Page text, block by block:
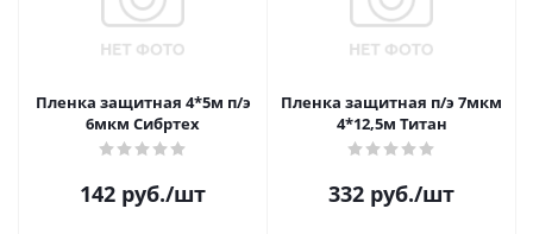
Пленка защитная 4*5м п/э
6мкм Сибртех
142 руб./шт
Пленка защитная п/э 7мкм
4*12,5м Титан
332 руб./шт